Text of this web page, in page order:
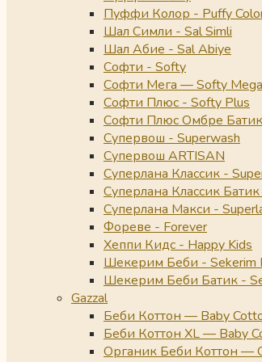
Пуффи Колор - Puffy
Шал Симли - Sal Simli
Шал Абие - Sal Abiye
Софти - Softy
Софти Мега — Softy Mega
Софти Плюс - Softy Plus
Софти Плюс Омбре
Супервош - Superwash
Супервош ARTISAN
Суперлана Классик -
Суперлана Классик
Суперлана Макси -
Фореве - Forever
Хеппи Кидс - Happy Kids
Шекерим Беби - Sekerim
Шекерим Беби Батик -
Gazzal
Беби Коттон — Baby
Беби Коттон XL — Baby
Органик Беби Коттон —